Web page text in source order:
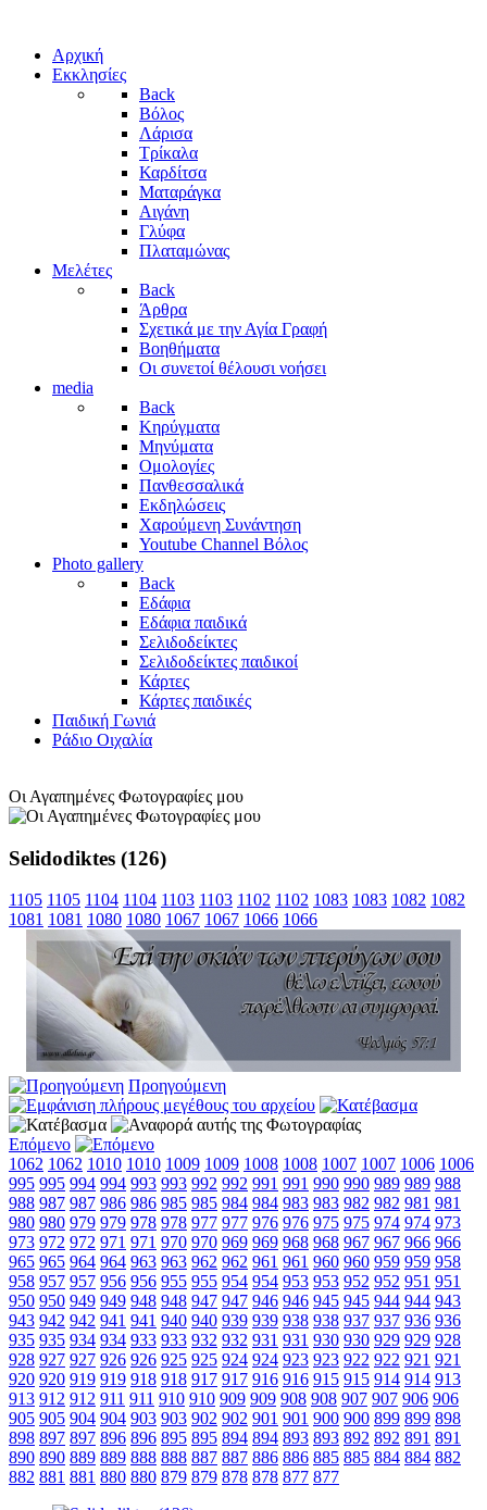
Αρχική
Εκκλησίες
Back
Βόλος
Λάρισα
Τρίκαλα
Καρδίτσα
Ματαράγκα
Αιγάνη
Γλύφα
Πλαταμώνας
Μελέτες
Back
Άρθρα
Σχετικά με την Αγία Γραφή
Βοηθήματα
Οι συνετοί θέλουσι νοήσει
media
Back
Κηρύγματα
Μηνύματα
Ομολογίες
Πανθεσσαλικά
Εκδηλώσεις
Χαρούμενη Συνάντηση
Youtube Channel Βόλος
Photo gallery
Back
Εδάφια
Εδάφια παιδικά
Σελιδοδείκτες
Σελιδοδείκτες παιδικοί
Κάρτες
Κάρτες παιδικές
Παιδική Γωνιά
Ράδιο Οιχαλία
Οι Αγαπημένες Φωτογραφίες μου
Selidodiktes (126)
1105 1105 1104 1104 1103 1103 1102 1102 1083 1083 1082 1082
1081 1081 1080 1080 1067 1067 1066 1066
Προηγούμενη
Επόμενο
1062 1062 1010 1010 1009 1009 1008 1008 1007 1007 1006 1006
995 995 994 994 993 993 992 992 991 991 990 990 989 989 988
988 987 987 986 986 985 985 984 984 983 983 982 982 981 981
980 980 979 979 978 978 977 977 976 976 975 975 974 974 973
973 972 972 971 971 970 970 969 969 968 968 967 967 966 966
965 965 964 964 963 963 962 962 961 961 960 960 959 959 958
958 957 957 956 956 955 955 954 954 953 953 952 952 951 951
950 950 949 949 948 948 947 947 946 946 945 945 944 944 943
943 942 942 941 941 940 940 939 939 938 938 937 937 936 936
935 935 934 934 933 933 932 932 931 931 930 930 929 929 928
928 927 927 926 926 925 925 924 924 923 923 922 922 921 921
920 920 919 919 918 918 917 917 916 916 915 915 914 914 913
913 912 912 911 911 910 910 909 909 908 908 907 907 906 906
905 905 904 904 903 903 902 902 901 901 900 900 899 899 898
898 897 897 896 896 895 895 894 894 893 893 892 892 891 891
890 890 889 889 888 888 887 887 886 886 885 885 884 884 882
882 881 881 880 880 879 879 878 878 877 877